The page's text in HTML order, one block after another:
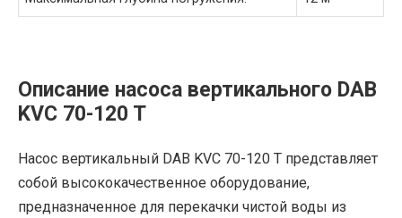
Описание насоса вертикального DAB
KVC 70-120 T
Насос вертикальный DAB KVC 70-120 T представляет
собой высококачественное оборудование,
предназначенное для перекачки чистой воды из